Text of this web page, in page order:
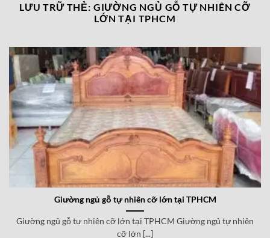
LƯU TRỮ THẺ: GIƯỜNG NGỦ GỖ TỰ NHIÊN CỠ
LỚN TẠI TPHCM
Giường ngủ gỗ tự nhiên cỡ lớn tại TPHCM
Giường ngủ gỗ tự nhiên cỡ lớn tại TPHCM Giường ngủ tự nhiên
cỡ lớn [...]